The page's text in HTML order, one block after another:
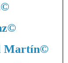
©
©
Martín©